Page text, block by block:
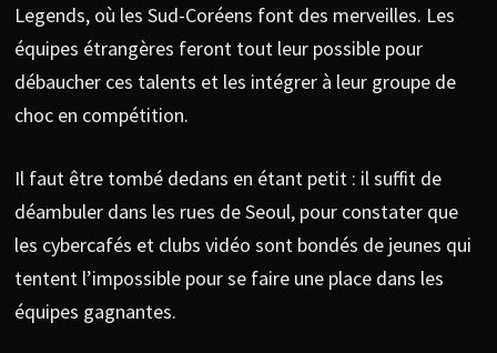
Legends, où les Sud-Coréens font des merveilles. Les
équipes étrangères feront tout leur possible pour
débaucher ces talents et les intégrer à leur groupe de
choc en compétition.
Il faut être tombé dedans en étant petit : il suffit de
déambuler dans les rues de Seoul, pour constater que
les cybercafés et clubs vidéo sont bondés de jeunes qui
tentent l’impossible pour se faire une place dans les
équipes gagnantes.